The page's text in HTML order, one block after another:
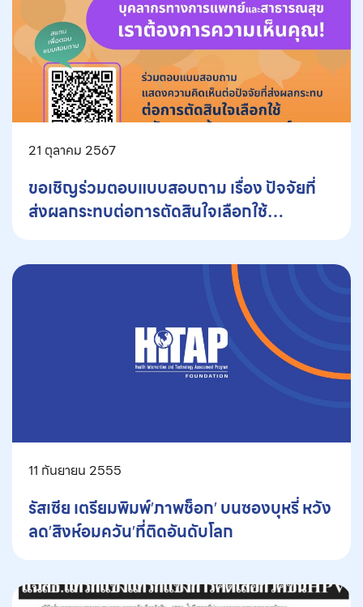
21 ตุลาคม 2567
ขอเชิญร่วมตอบแบบสอบถาม เรื่อง ปัจจัยที่
ส่งผลกระทบต่อการตัดสินใจเลือกใช้
สาธารณสุข
11 กันยายน 2555
รัสเซีย เตรียมพิมพ์′ภาพช็อก′ บนซองบุหรี่ หวัง
ลด′สิงห์อมควัน′ที่ติดอันดับโลก